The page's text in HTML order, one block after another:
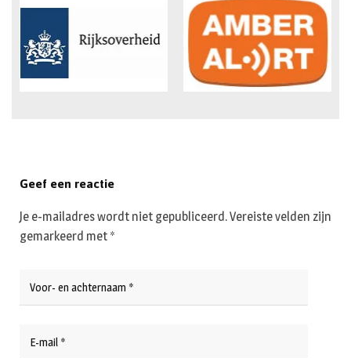
Geef een reactie
Je e-mailadres wordt niet gepubliceerd.Vereiste velden zijn
gemarkeerd met *